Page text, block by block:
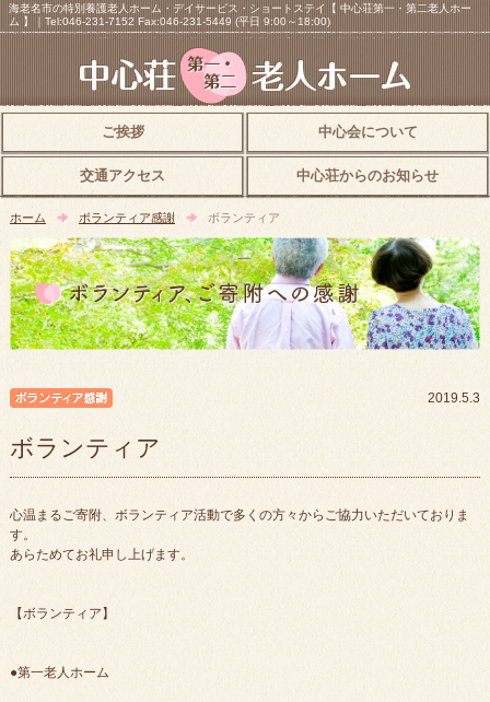
海老名市の特別養護老人ホーム・デイサービス・ショートステイ【 中心荘第一・第二老人ホー
ム 】｜Tel:046-231-7152 Fax:046-231-5449 (平日 9:00～18:00)
ご挨拶 中心会について
交通アクセス 中心荘からのお知らせ
ホーム ボランティア感謝 ボランティア
2019.5.3
ボランティア
心温まるご寄附、ボランティア活動で多くの方々からご協力いただいておりま
す。
あらためてお礼申し上げます。
【ボランティア】
●第一老人ホーム